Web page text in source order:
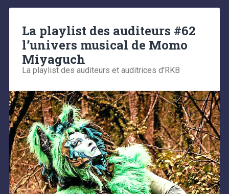
La playlist des auditeurs #62
l’univers musical de Momo
Miyaguch
La playlist des auditeurs et auditrices d'RKB